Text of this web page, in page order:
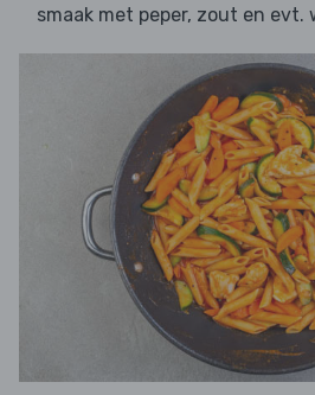
smaak met peper, zout en evt.